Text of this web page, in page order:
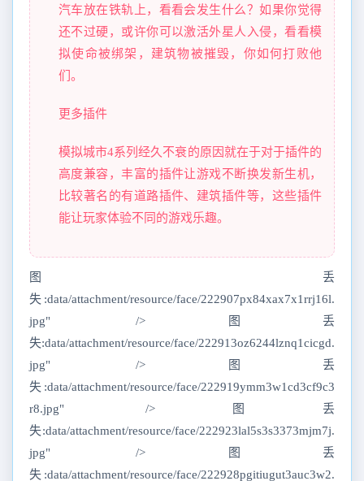
汽车放在铁轨上，看看会发生什么？如果你觉得
还不过硬，或许你可以激活外星人入侵，看看模
拟使命被绑架，建筑物被摧毁，你如何打败他
们。
更多插件
模拟城市4系列经久不衰的原因就在于对于插件的
高度兼容，丰富的插件让游戏不断换发新生机，
比较著名的有道路插件、建筑插件等，这些插件
能让玩家体验不同的游戏乐趣。
图丢
失:data/attachment/resource/face/222907px84xax7x1rrj16l.
jpg" />图丢
失:data/attachment/resource/face/222913oz6244lznq1cicgd.
jpg" />图丢
失:data/attachment/resource/face/222919ymm3w1cd3cf9c3
r8.jpg" />图丢
失:data/attachment/resource/face/222923lal5s3s3373mjm7j.
jpg" />图丢
失:data/attachment/resource/face/222928pgitiugut3auc3w2.